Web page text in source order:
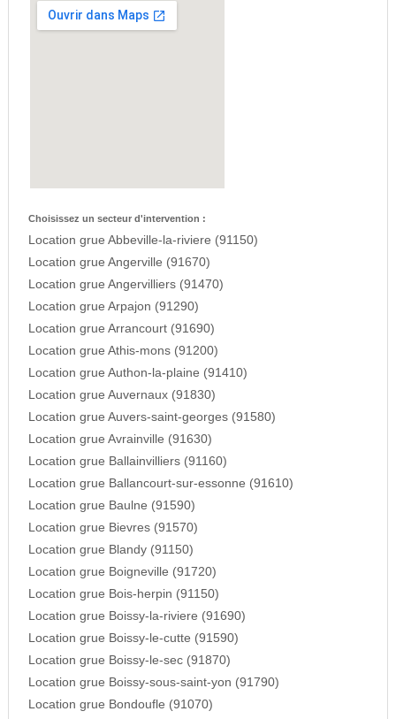
Choisissez un secteur d'intervention :
Location grue Abbeville-la-riviere (91150)
Location grue Angerville (91670)
Location grue Angervilliers (91470)
Location grue Arpajon (91290)
Location grue Arrancourt (91690)
Location grue Athis-mons (91200)
Location grue Authon-la-plaine (91410)
Location grue Auvernaux (91830)
Location grue Auvers-saint-georges (91580)
Location grue Avrainville (91630)
Location grue Ballainvilliers (91160)
Location grue Ballancourt-sur-essonne (91610)
Location grue Baulne (91590)
Location grue Bievres (91570)
Location grue Blandy (91150)
Location grue Boigneville (91720)
Location grue Bois-herpin (91150)
Location grue Boissy-la-riviere (91690)
Location grue Boissy-le-cutte (91590)
Location grue Boissy-le-sec (91870)
Location grue Boissy-sous-saint-yon (91790)
Location grue Bondoufle (91070)